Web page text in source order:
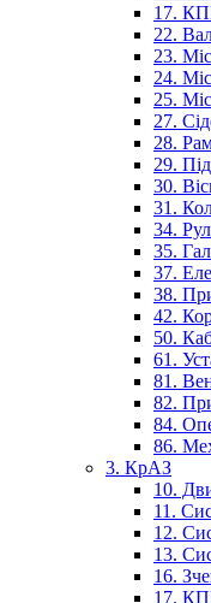
17.
22.
23.
24.
25.
27.
28.
29.
30.
31.
34.
35.
37.
38.
42.
50.
61.
81.
82.
84.
86.
3. КрАЗ
10.
11.
12.
13.
16.
17.